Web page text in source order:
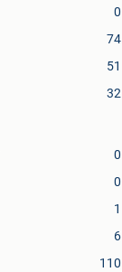
0
74
51
32
0
0
1
6
110